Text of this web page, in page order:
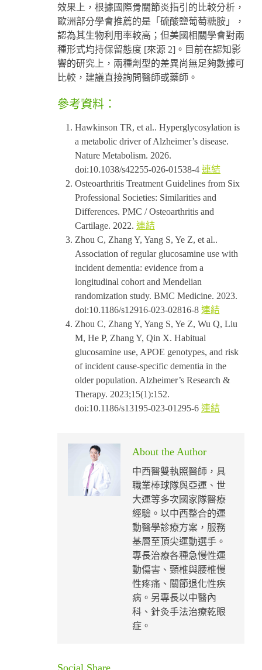
效果上，根據國際骨關節炎指引的比較分析，
歐洲部分學會推薦的是「硫酸鹽葡萄糖胺」，
認為其生物利用率較高；但美國相關學會對兩
種形式均持保留態度 [來源 2]。目前在認知影
響的研究上，兩種劑型的差異尚無足夠數據可
比較，建議直接詢問醫師或藥師。
參考資料：
Hawkinson TR, et al.. Hyperglycosylation is
a metabolic driver of Alzheimer’s disease.
Nature Metabolism. 2026.
doi:10.1038/s42255-026-01538-4 連結
Osteoarthritis Treatment Guidelines from Six
Professional Societies: Similarities and
Differences. PMC / Osteoarthritis and
Cartilage. 2022. 連結
Zhou C, Zhang Y, Yang S, Ye Z, et al..
Association of regular glucosamine use with
incident dementia: evidence from a
longitudinal cohort and Mendelian
randomization study. BMC Medicine. 2023.
doi:10.1186/s12916-023-02816-8 連結
Zhou C, Zhang Y, Yang S, Ye Z, Wu Q, Liu
M, He P, Zhang Y, Qin X. Habitual
glucosamine use, APOE genotypes, and risk
of incident cause-specific dementia in the
older population. Alzheimer’s Research &
Therapy. 2023;15(1):152.
doi:10.1186/s13195-023-01295-6 連結
About the Author
中西醫雙執照醫師，具
職業棒球隊與亞運、世
大運等多次國家隊醫療
經驗。以中西整合的運
動醫學診療方案，服務
基層至頂尖運動選手。
專長治療各種急慢性運
動傷害、頸椎與腰椎慢
性疼痛、關節退化性疾
病。另專長以中醫內
科、針灸手法治療乾眼
症。
Social Share